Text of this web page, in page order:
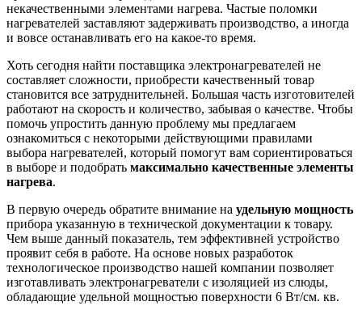
некачественными элементами нагрева. Частые поломки
нагревателей заставляют задерживать производство, а иногда
и вовсе останавливать его на какое-то время.
Хоть сегодня найти поставщика электронагревателей не
составляет сложности, приобрести качественный товар
становится все затруднительней. Большая часть изготовителей
работают на скорость и количество, забывая о качестве. Чтобы
помочь упростить данную проблему мы предлагаем
ознакомиться с некоторыми действующими правилами
выбора нагревателей, который помогут вам сориентироваться
в выборе и подобрать максимально качественные элементы
нагрева.
В первую очередь обратите внимание на удельную мощность
прибора указанную в технической документации к товару.
Чем выше данный показатель, тем эффективней устройство
проявит себя в работе. На основе новых разработок
технологическое производство нашей компании позволяет
изготавливать электронагреватели с изоляцией из слюды,
обладающие удельной мощностью поверхности 6 Вт/см. кв.